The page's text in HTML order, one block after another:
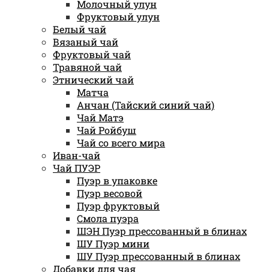
Молочный улун
Фруктовый улун
Белый чай
Вязаный чай
Фруктовый чай
Травяной чай
Этнический чай
Матча
Анчан (Тайский синий чай)
Чай Матэ
Чай Ройбуш
Чай со всего мира
Иван-чай
Чай ПУЭР
Пуэр в упаковке
Пуэр весовой
Пуэр фруктовый
Смола пуэра
ШЭН Пуэр прессованный в блинах
ШУ Пуэр мини
ШУ Пуэр прессованный в блинах
Добавки для чая